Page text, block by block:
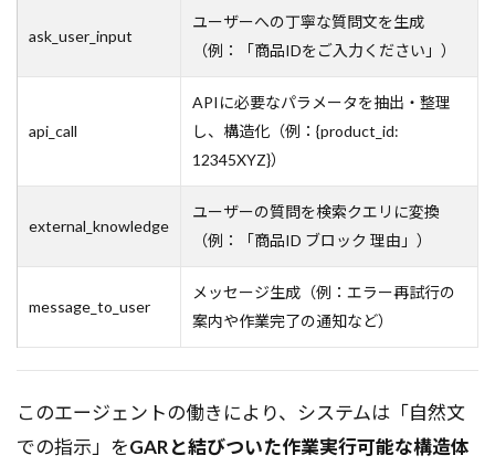
ask_user_input
ユーザーへの丁寧な質問文を生成
（例：「商品IDをご入力ください」）
api_call
APIに必要なパラメータを抽出・整理
し、構造化（例：{product_id:
12345XYZ}）
external_knowledge
ユーザーの質問を検索クエリに変換
（例：「商品ID ブロック 理由」）
message_to_user
メッセージ生成（例：エラー再試行の
案内や作業完了の通知など）
このエージェントの働きにより、システムは「自然文
での指示」をGARと結びついた作業実行可能な構造体